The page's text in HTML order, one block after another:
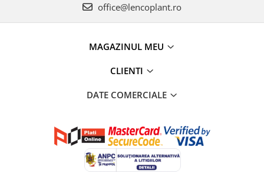
office@lencoplant.ro
MAGAZINUL MEU
CLIENTI
DATE COMERCIALE